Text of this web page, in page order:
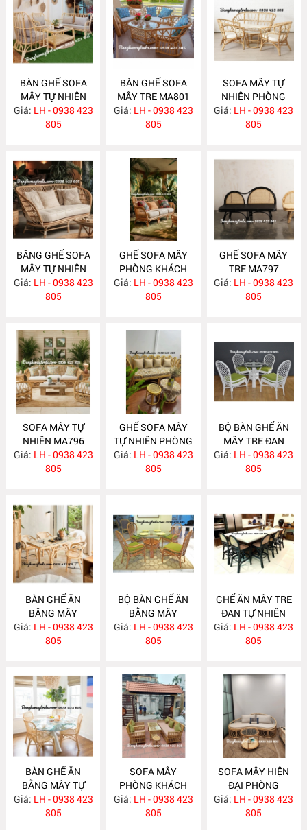
BÀN GHẾ SOFA
MÂY TỰ NHIÊN
PHÒNG KHÁCH
MA811
Giá: LH - 0938 423
805
BÀN GHẾ SOFA
MÂY TRE MA801
Giá: LH - 0938 423
805
SOFA MÂY TỰ
NHIÊN PHÒNG
KHÁCH MA800
Giá: LH - 0938 423
805
BĂNG GHẾ SOFA
MÂY TỰ NHIÊN
PHÒNG KHÁCH
MA799
Giá: LH - 0938 423
805
GHẾ SOFA MÂY
PHÒNG KHÁCH
MA798
Giá: LH - 0938 423
805
GHẾ SOFA MÂY
TRE MA797
Giá: LH - 0938 423
805
SOFA MÂY TỰ
NHIÊN MA796
Giá: LH - 0938 423
805
GHẾ SOFA MÂY
TỰ NHIÊN PHÒNG
KHÁCH MA795
Giá: LH - 0938 423
805
BỘ BÀN GHẾ ĂN
MÂY TRE ĐAN
MA784
Giá: LH - 0938 423
805
BÀN GHẾ ĂN
BĂNG MÂY
MA783
Giá: LH - 0938 423
805
BỘ BÀN GHẾ ĂN
BẰNG MÂY
MA782
Giá: LH - 0938 423
805
GHẾ ĂN MÂY TRE
ĐAN TỰ NHIÊN
MA781
Giá: LH - 0938 423
805
BÀN GHẾ ĂN
BẰNG MÂY TỰ
NHIÊN MA780
Giá: LH - 0938 423
805
SOFA MÂY
PHÒNG KHÁCH
KIỂU DÁNG ĐƠN
GIẢN MA778
Giá: LH - 0938 423
805
SOFA MÂY HIỆN
ĐẠI PHÒNG
KHÁCH MA777
Giá: LH - 0938 423
805